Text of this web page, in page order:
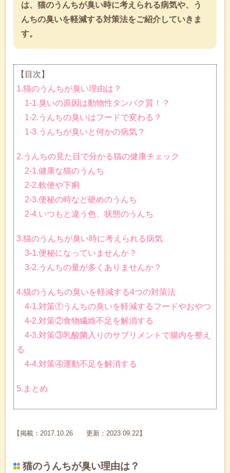
は、猫のうんちが臭い時に考えられる病気や、う
んちの臭いを軽減する対策法をご紹介していきま
す。
【目次】
1.猫のうんちが臭い理由は？
1-1.臭いの原因は動物性タンパク質！？
1-2.うんちの臭いはフードで変わる？
1-3.うんちが臭いと何かの病気？
2.うんちの見た目で分かる猫の健康チェック
2-1.健康な猫のうんち
2-2.軟便や下痢
2-3.便秘の時など硬めのうんち
2-4.いつもと違う色、状態のうんち
3.猫のうんちが臭い時に考えられる病気
3-1.便秘になっていませんか？
3-2.うんちの量が多くありませんか？
4.猫のうんちの臭いを軽減する4つの対策法
4-1.対策①うんちの臭いを軽減するフードやおやつ
4-2.対策②食物繊維不足を解消する
4-3.対策③乳酸菌入りのサプリメントで腸内を整え
る
4-4.対策④運動不足を解消する
5.まとめ
【掲載：2017.10.26 更新：2023.09.22】
猫のうんちが臭い理由は？